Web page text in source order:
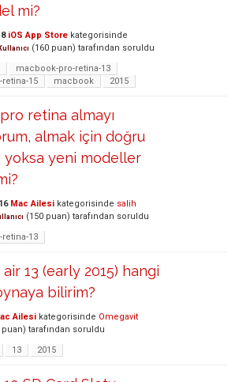
mi?
iOS App Store kategorisinde
(160 puan) tarafından soruldu
macbook-pro-retina-13
15
macbook 2015
retina almayı
almak için doğru
yoksa yeni modeller
Mac Ailesi kategorisinde salih
(150 puan) tarafından soruldu
13
13 (early 2015) hangi
bilirim?
Ailesi kategorisinde Omegavit
puan) tarafından soruldu
13 2015